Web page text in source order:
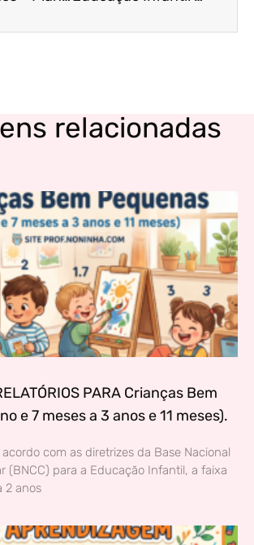
relacionadas
PARA Crianças Bem
e 7 meses a 3 anos e 11 meses).
acordo com as diretrizes da Base Nacional
(BNCC) para a Educação Infantil, a faixa
2 anos